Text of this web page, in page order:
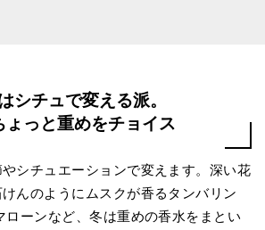
シチュで変える派。
ょっと重めをチョイス
シチュエーションで変えます。深い花
んのようにムスクが香るタンバリン
ローンなど、冬は重めの香水をまとい